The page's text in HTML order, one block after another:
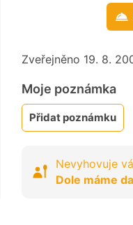
Zveřejněno 19. 8.
Moje poznámka
Přidat poznámku
Nevyhovuje
Dole máme